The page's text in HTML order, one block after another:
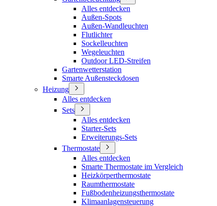
Alles entdecken
Außen-Spots
Außen-Wandleuchten
Flutlichter
Sockelleuchten
Wegeleuchten
Outdoor LED-Streifen
Gartenwetterstation
Smarte Außensteckdosen
Heizung
Alles entdecken
Sets
Alles entdecken
Starter-Sets
Erweiterungs-Sets
Thermostate
Alles entdecken
Smarte Thermostate im Vergleich
Heizkörperthermostate
Raumthermostate
Fußbodenheizungsthermostate
Klimaanlagensteuerung